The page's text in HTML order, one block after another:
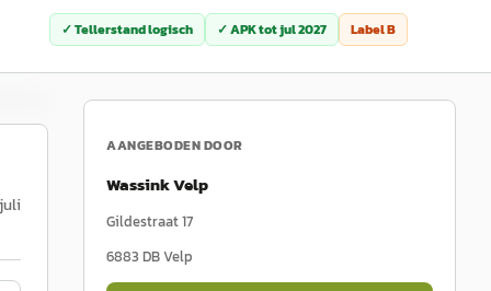
✓ Tellerstand logisch ✓ APK totjul 2027 LabelB
AANGEBODEN DOOR
Wassink Velp
Gildestraat 17
6883 DBVelp